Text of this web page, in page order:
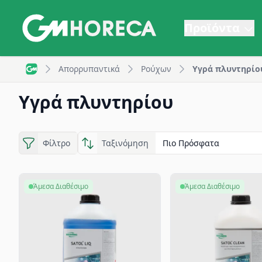
Υγρά πλυντηρίου | GM Horeca
Απορρυπαντικά Ρούχων Υγρά
Υγρά πλυντηρίου
Φίλτρο Ταξινόμηση
Άμεσα Διαθέσιμο Άμεσα Διαθέσιμο